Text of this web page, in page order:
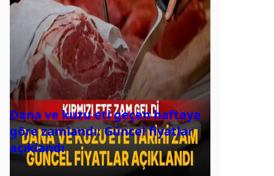
Dana ve kuzu eti geçen haftaya
göre zamlandı: Güncel fiyatlar
açıklandı